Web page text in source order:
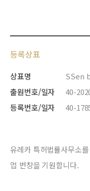
등록상표
상표명
SSen
출원번호/일자
40-
등록번호/일자
40-
유레카 특허법률사무소
업 번창을 기원합니다.